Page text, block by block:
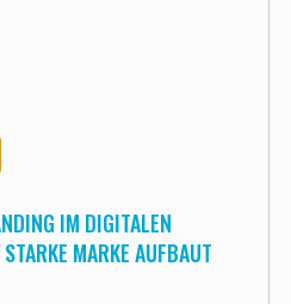
IM DIGITALEN
MARKE AUFBAUT